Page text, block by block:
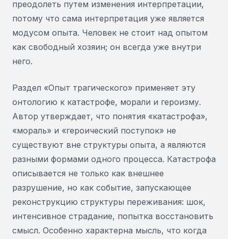
преодолеть путем изменения интерпретации,
потому что сама интерпретация уже является
модусом опыта. Человек не стоит над опытом
как свободный хозяин; он всегда уже внутри
него.
Раздел «Опыт трагического» применяет эту
онтологию к катастрофе, морали и героизму.
Автор утверждает, что понятия «катастрофа»,
«мораль» и «героический поступок» не
существуют вне структуры опыта, а являются
разными формами одного процесса. Катастрофа
описывается не только как внешнее
разрушение, но как событие, запускающее
реконструкцию структуры переживания: шок,
интенсивное страдание, попытка восстановить
смысл. Особенно характерна мысль, что когда